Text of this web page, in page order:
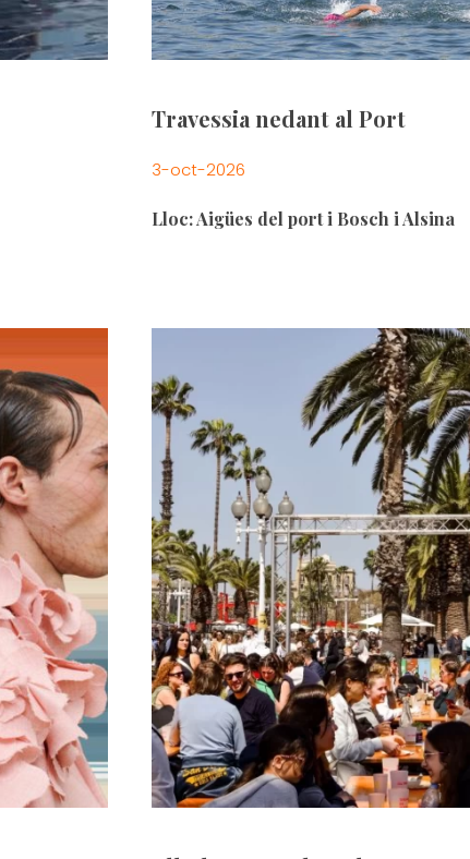
Travessia nedant al Port
3-oct-2026
Lloc: Aigües del port i Bosch i Alsina